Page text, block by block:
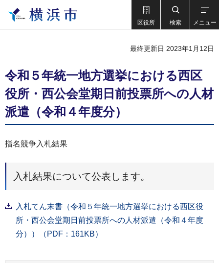
区役所 検索 メニュー
最終更新日 2023年1月12日
令和５年統一地方選挙における西区
役所・西公会堂期日前投票所への人材
派遣（令和４年度分）
指名競争入札結果
入札結果について公表します。
入札てん末書（令和５年統一地方選挙における西区役
所・西公会堂期日前投票所への人材派遣（令和４年度
分））（PDF：161KB）